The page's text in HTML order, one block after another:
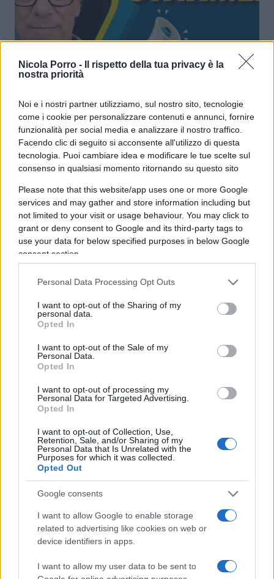
Nicola Porro -
Il rispetto della tua privacy è la
nostra priorità
Noi e i nostri partner utilizziamo, sul nostro sito, tecnologie
come i cookie per personalizzare contenuti e annunci, fornire
funzionalità per social media e analizzare il nostro traffico.
Facendo clic di seguito si acconsente all'utilizzo di questa
tecnologia. Puoi cambiare idea e modificare le tue scelte sul
consenso in qualsiasi momento ritornando su questo sito
Please note that this website/app uses one or more Google
services and may gather and store information including but
not limited to your visit or usage behaviour. You may click to
grant or deny consent to Google and its third-party tags to
use your data for below specified purposes in below Google
consent section.
Personal Data Processing Opt Outs
I want to opt-out of the Sharing of my
personal data.
Opted In
I want to opt-out of the Sale of my
Personal Data.
Opted In
I want to opt-out of processing my
Personal Data for Targeted Advertising.
Opted In
I want to opt-out of Collection, Use,
Retention, Sale, and/or Sharing of my
Personal Data that Is Unrelated with the
Purposes for which it was collected.
Opted Out
Google consents
I want to allow Google to enable storage
related to advertising like cookies on web or
device identifiers in apps.
I want to allow my user data to be sent to
Catastrofe Regno Unito: via
Starmer, 7 governi in 10 anni
diNicola Porro
22 Giugno 2026, 10:16
12.3k
“La partita è finita”. Terremoto a
dimette”
diRedazione
21 Giugno 2026, 9:34